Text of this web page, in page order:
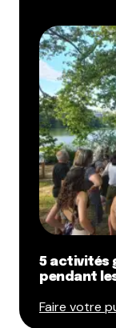
5 activités
pendant
Faire votre